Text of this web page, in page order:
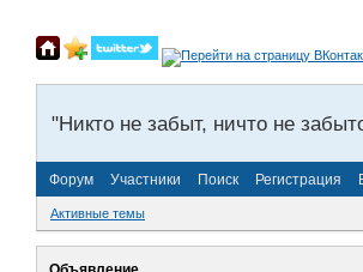
"Никто не забыт, ничто не
Форум Участники Поиск Регистрация
Активные темы